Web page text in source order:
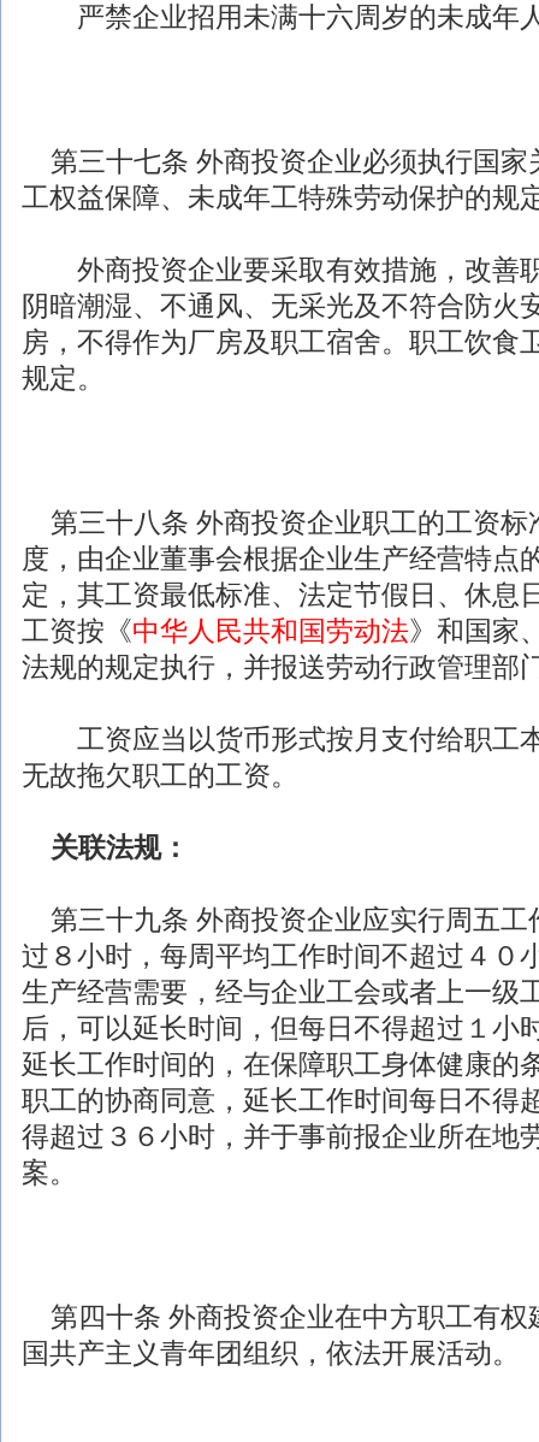
严禁企业招用未满十六周岁的未成年
第三十七条 外商投资企业必须执行国家
工权益保障、未成年工特殊劳动保护的规
外商投资企业要采取有效措施，改善
阴暗潮湿、不通风、无采光及不符合防火
房，不得作为厂房及职工宿舍。职工饮食
规定。
第三十八条 外商投资企业职工的工资标
度，由企业董事会根据企业生产经营特点
定，其工资最低标准、法定节假日、休息
工资按《中华人民共和国劳动法》和国家
法规的规定执行，并报送劳动行政管理部
工资应当以货币形式按月支付给职工
无故拖欠职工的工资。
关联法规：
第三十九条 外商投资企业应实行周五工
过８小时，每周平均工作时间不超过４０
生产经营需要，经与企业工会或者上一级
后，可以延长时间，但每日不得超过１小
延长工作时间的，在保障职工身体健康的
职工的协商同意，延长工作时间每日不得
得超过３６小时，并于事前报企业所在地
案。
第四十条 外商投资企业在中方职工有
国共产主义青年团组织，依法开展活动。